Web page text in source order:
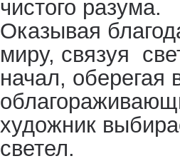
чистого разума.
Оказывая
миру, связуя
начал, оберегая
художник
светел.